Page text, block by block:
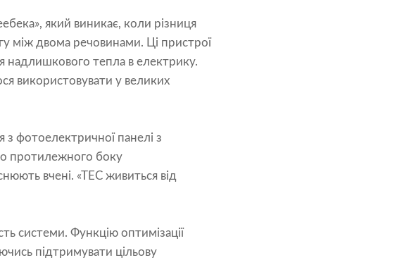
який виникає, коли різниця
між двома речовинами. Ці пристрої
надлишкового тепла в електрику.
використовувати у великих
з фотоелектричної панелі з
протилежного боку
вчені. «TEC живиться від
системи. Функцію оптимізації
підтримувати цільову